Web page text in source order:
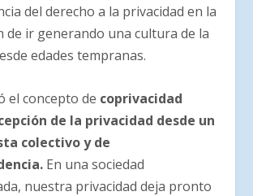
del derecho a la privacidad en la
de ir generando una cultura de la
edades tempranas.
el concepto de coprivacidad
de la privacidad desde un
colectivo y de
En una sociedad
nuestra privacidad deja pronto